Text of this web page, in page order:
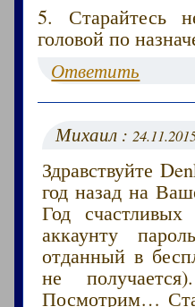
5. Старайтесь
головой по
Ответить
Михаил :
Здравствуйте
год назад на
Год
аккаунту
отданный в
не
Посмотрим…